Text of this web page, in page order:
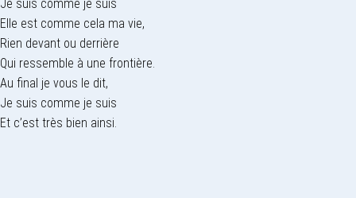
Je suis comme je suis
Elle est comme cela ma vie,
Rien devant ou derrière
Qui ressemble à une frontière.
Au final je vous le dit,
Je suis comme je suis
Et c’est très bien ainsi.